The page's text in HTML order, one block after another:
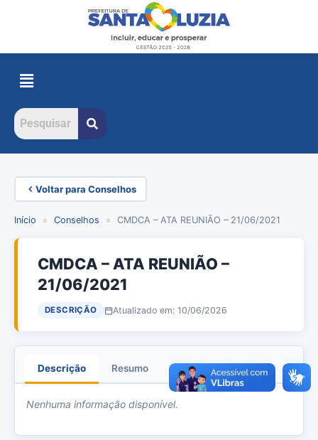
Voltar para Conselhos
Início » Conselhos » CMDCA – ATA REUNIÃO – 21/06/2021
CMDCA – ATA REUNIÃO –
21/06/2021
DESCRIÇÃO Atualizado em: 10/06/2026
Descrição Resumo Anexos
Nenhuma informação disponível.